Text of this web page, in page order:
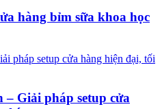
hàng bỉm sữa khoa học
Giải pháp setup cửa